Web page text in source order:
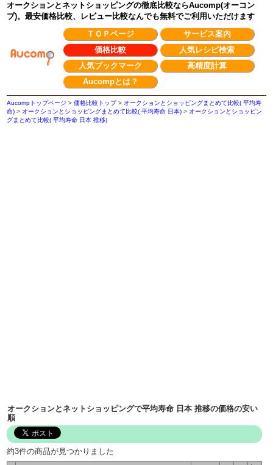
オークションとネットショッピングの徹底比較ならAucomp(オーコン
プ)。最安価格比較、レビュー比較なんでも無料でご利用いただけます
ＴＯＰページ
サービス案内
価格比較
人気レシピ検索
人気ブックマーク
高精度計算
Aucompとは？
Aucompトップページ >価格比較トップ> オークションとショッピングまとめて比較( 平均寿
命) > オークションとショッピングまとめて比較( 平均寿命 日本) > オークションとショッピン
グまとめて比較( 平均寿命 日本 推移)
オークションとネットショッピングで平均寿命 日本 推移の価格の安い
順
約3件の商品が見つかりました